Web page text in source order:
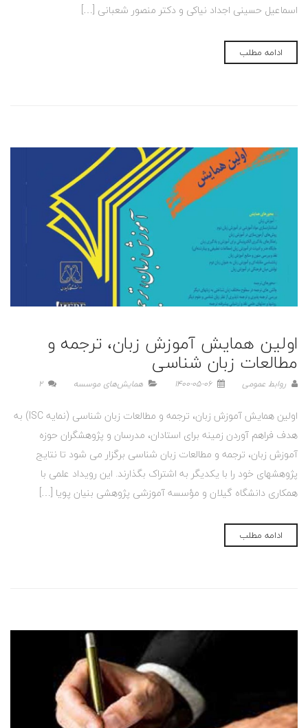
اسماعیل حسینی اجداد نیاکی و دکتر منصور شعبانی […]
ادامه مطلب
اولین همایش آموزش زبان، ترجمه و
مطالعات زبان شناسی
روابط عمومی 1400-05-06 همایش‌های موسسه 2
اولین همایش آموزش زبان، ترجمه و مطالعات زبان شناسی (نمایه ISC) به
هدف فراهم آوردن زمینه برای استادان، مدرسان و پژوهشگران حوزه
آموزش زبان، ترجمه و مطالعات زبان شناسی برگزار می شود تا نتایج
پژوهشهای خود را با یکدیگر به اشتراک بگذارند. این رویداد علمی با
همکاری دانشگاه گیلان و مؤسسه آموزشی پژوهشی بنیان پویا […]
ادامه مطلب